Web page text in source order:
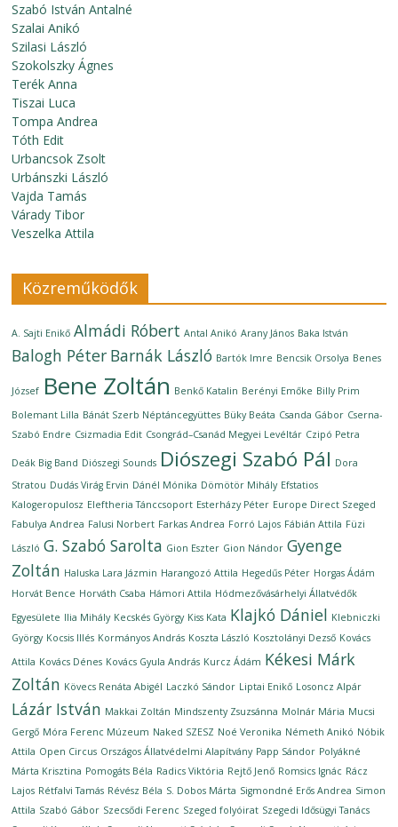
Szabó István Antalné
Szalai Anikó
Szilasi László
Szokolszky Ágnes
Terék Anna
Tiszai Luca
Tompa Andrea
Tóth Edit
Urbancsok Zsolt
Urbánszki László
Vajda Tamás
Várady Tibor
Veszelka Attila
Közreműködők
A. Sajti Enikő Almádi Róbert Antal Anikó Arany János Baka István
Balogh Péter Barnák László Bartók Imre Bencsik Orsolya Benes
József Bene Zoltán Benkő Katalin Berényi Emőke Billy Prim
Bolemant Lilla Bánát Szerb Néptáncegyüttes Büky Beáta Csanda Gábor Cserna-
Szabó Endre Csizmadia Edit Csongrád–Csanád Megyei Levéltár Czipó Petra
Deák Big Band Diószegi Sounds Diószegi Szabó Pál Dora
Stratou Dudás Virág Ervin Dánél Mónika Dömötör Mihály Efstatios
Kalogeropulosz Eleftheria Tánccsoport Esterházy Péter Europe Direct Szeged
Fabulya Andrea Falusi Norbert Farkas Andrea Forró Lajos Fábián Attila Füzi
László G. Szabó Sarolta Gion Eszter Gion Nándor Gyenge
Zoltán Haluska Lara Jázmin Harangozó Attila Hegedűs Péter Horgas Ádám
Horvát Bence Horváth Csaba Hámori Attila Hódmezővásárhelyi Állatvédők
Egyesülete Ilia Mihály Kecskés György Kiss Kata Klajkó Dániel Klebniczki
György Kocsis Illés Kormányos András Koszta László Kosztolányi Dezső Kovács
Attila Kovács Dénes Kovács Gyula András Kurcz Ádám Kékesi Márk
Zoltán Kövecs Renáta Abigél Laczkó Sándor Liptai Enikő Losoncz Alpár
Lázár István Makkai Zoltán Mindszenty Zsuzsánna Molnár Mária Mucsi
Gergő Móra Ferenc Múzeum Naked SZESZ Noé Veronika Németh Anikó Nóbik
Attila Open Circus Országos Állatvédelmi Alapítvány Papp Sándor Polyákné
Márta Krisztina Pomogáts Béla Radics Viktória Rejtő Jenő Romsics Ignác Rácz
Lajos Rétfalvi Tamás Révész Béla S. Dobos Márta Sigmondné Erős Andrea Simon
Attila Szabó Gábor Szecsődi Ferenc Szeged folyóirat Szegedi Idősügyi Tanács